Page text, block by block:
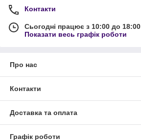
Контакти
Сьогодні працює з 10:00 до 18:00
Показати весь графік роботи
Про нас
Контакти
Доставка та оплата
Графік роботи